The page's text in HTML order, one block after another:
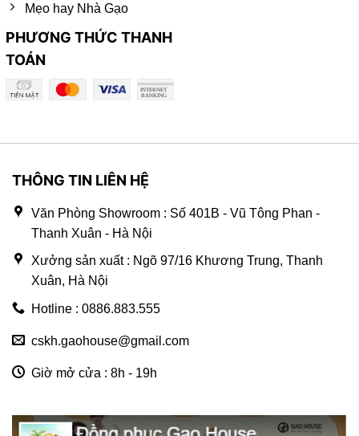
Mẹo hay Nhà Gạo
PHƯƠNG THỨC THANH
TOÁN
THÔNG TIN LIÊN HỆ
Văn Phòng Showroom : Số 401B - Vũ Tông Phan -
Thanh Xuân - Hà Nội
Xưởng sản xuất : Ngõ 97/16 Khương Trung, Thanh
Xuân, Hà Nội
Hotline : 0886.883.555
cskh.gaohouse@gmail.com
Giờ mở cửa : 8h - 19h